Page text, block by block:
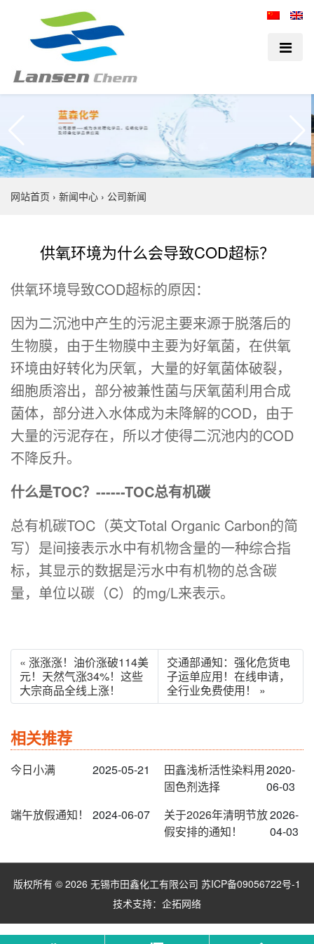
网站首页 › 新闻中心 › 公司新闻
供氧环境为什么会导致COD超标？
供氧环境导致COD超标的原因：
因为二沉池中产生的污泥主要来源于脱落后的
生物膜，由于生物膜中主要为好氧菌，在供氧
环境由好转化为厌氧，大量的好氧菌体破裂，
细胞质溶出，部分被兼性菌与厌氧菌利用合成
菌体，部分进入水体成为未降解的COD，由于
大量的污泥存在，所以才使得二沉池内的COD
不降反升。
什么是TOC？------TOC总有机碳
总有机碳TOC（英文Total Organic Carbon的简
写）是间接表示水中有机物含量的一种综合指
标，其显示的数据是污水中有机物的总含碳
量，单位以碳（C）的mg/L来表示。
« 涨涨涨！油价涨破114美
元！天然气涨34%！这些
大宗商品全线上涨！
交通部通知：强化危货电
子运单应用！在线申请，
全行业免费使用！ »
相关推荐
今日小满 2025-05-21
田鑫浅析活性染料用
固色剂选择
2020-
06-03
端午放假通知！
2024-06-07
关于2026年清明节放
假安排的通知！
2026-
04-03
版权所有 © 2026 无锡市田鑫化工有限公司 苏ICP备09056722号-1
技术支持： 企拓网络